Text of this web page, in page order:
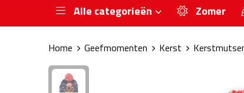
Alle categorieën Zomer
Home Geefmomenten Kerst